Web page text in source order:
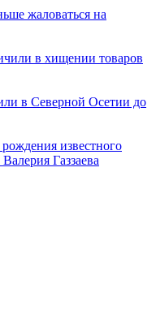
жаловаться на
в хищении товаров
в Северной Осетии до
известного
Газзаева